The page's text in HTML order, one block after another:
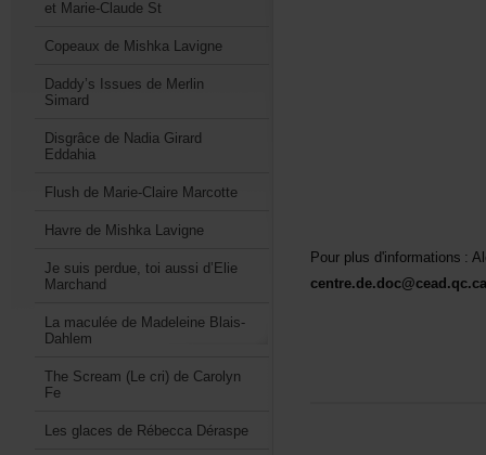
etMarie-ClaudeSt
CopeauxdeMishkaLavigne
Daddy’sIssuesdeMerlin
Simard
DisgrâcedeNadiaGirard
Eddahia
FlushdeMarie-ClaireMarcotte
HavredeMishkaLavigne
Jesuisperdue,toiaussid’Elie
Marchand
LamaculéedeMadeleineBlais-
Dahlem
TheScream(Lecri)deCarolyn
Fe
LesglacesdeRébeccaDéraspe
centre.de.doc@cead.qc.ca